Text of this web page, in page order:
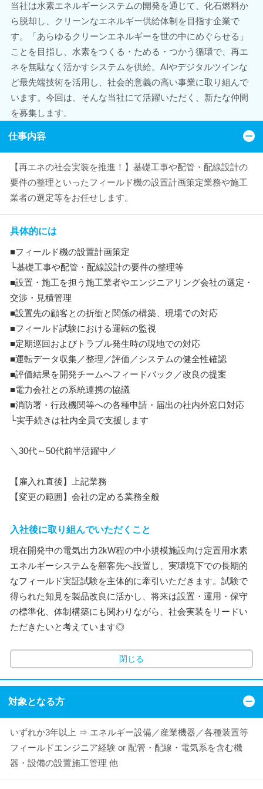
当社は水素エネルギーシステムの開発を通じて、化石燃料か
ら脱却し、クリーンなエネルギー供給体制を目指す企業で
す。「あらゆるクリーンエネルギーを世の中にめぐらせる」
ことを目指し、水素をつくる・ためる・つかう循環で、再エ
ネを無駄なく活かすシステムを供給。AIやデジタルツインな
ど最先端技術を活用し、社会的意義の高い事業に取り組んで
います。今回は、そんな当社にて活躍いただく、新たな仲間
を募集します。
仕事内容
【再エネの社会実装を推進！】基礎工事や配管・配線設計の
要件の整理といったフィールド機の設置計画策定業務や施工
業者の選定等をお任せします。
具体的には
■フィールド機の設置計画策定
└基礎工事や配管・配線設計の要件の整理等
■設置・施工を担う施工業者やエンジニアリング会社の選定・
交渉・見積管理
■設置先の顧客との折衝と関係の構築、現場での対応
■フィールド試験における運転の監視
■定期巡回およびトラブル発生時の現地での対応
■運転データ収集／整理／評価／システムの健全性確認
■評価結果を開発チームへフィードバック／改良の提案
■電力会社との系統連携の協議
■消防署・行政機関等への各種申請・届出の社内外窓口対応
└実手続きは社内全員で支援します
＼30代～50代前半活躍中／
【雇入れ直後】上記業務
【変更の範囲】会社の定める業務全般
入社後に取り組んでいただくこと
現在開発中の電気出力2kW程の中小規模施設向け定置用水素
エネルギーシステムを顧客先へ設置し、実環境下での長期的
なフィールド実証試験を主体的に牽引いただきます。試験で
得られた知見を製品改良に活かし、将来は設置・運用・保守
の標準化、体制構築にも関わりながら、社会実装をリードい
ただきたいと考えています◎
閉じる
対象となる方
いずれか3年以上 ⇒ エネルギー設備／産業機器／各種装置等
フィールドエンジニア経験 or 配管・配線・電気系を含む機
器・設備の設置施工管理 他